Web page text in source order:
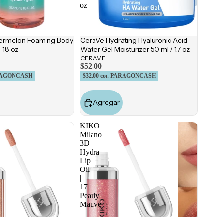
Foaming Body
18 oz
oz
CeraVe Hydrating Hyaluronic Acid
Water Gel Moisturizer 50 ml / 1.7 oz
CERAVE
$52.00
$32.00con PARAGONCASH
Agregar
KIKO
Milano
3D
Hydra
Lip
Oil
|
17
Pearly
Mauve